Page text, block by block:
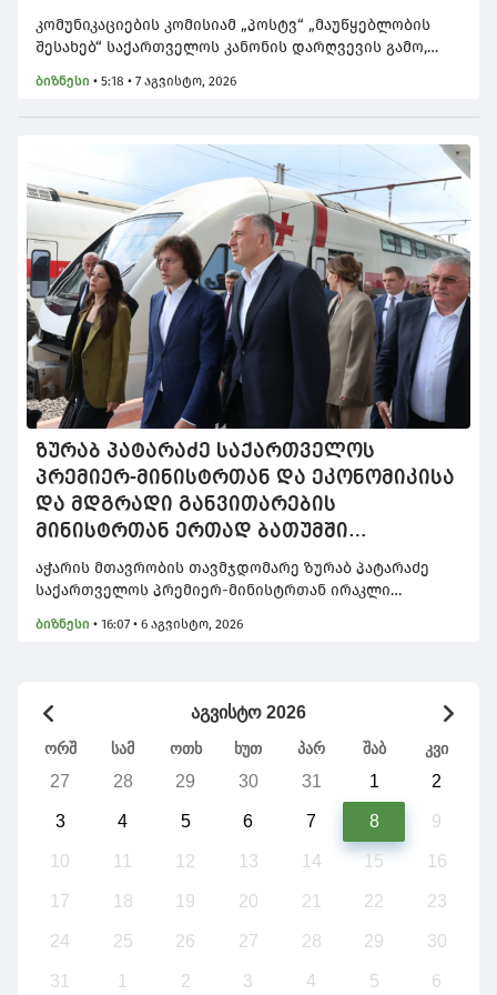
კომუნიკაციების კომისიამ „პოსტვ“ „მაუწყებლობის
შესახებ“ საქართველოს კანონის დარღვევის გამო,
კომისიის მონიტორინგის შედეგად, რომელიც
მიმდინარე წლის 22 ივნისიდან 23 ივნისის ჩათვლით
არხზე გასულ საინფორმაციო გამოშვებებში
იკვეთებოდა მაუწყებლის მხრიდან პირადი
მოსაზრებების გავრცელების და ფაქტების ჯეროვანი
სიზუსტით გადაცემის, კანონით დადგენილი
მოთხოვნების დარღვევის ფაქტები.
ბიზნესი • 5:18 • 7 აგვისტო, 2026
ზურაბ პატარაძე საქართველოს
პრემიერ-მინისტრთან და ეკონომიკისა
და მდგრადი განვითარების
მინისტრთან ერთად ბათუმში
მნიშვნელოვან ინფრასტრუქტურულ
პროექტებს გაეცნო
აჭარის მთავრობის თავმჯდომარე ზურაბ პატარაძე
საქართველოს პრემიერ-მინისტრთან ირაკლი
განვითარების მინისტრთან მარიამ ქვრივიშვილთან
ბიზნესი • 16:07 • 6 აგვისტო, 2026
აგვისტო 2026
ორშ სამ ოთხ ხუთ პარ შაბ კვი
27 28 29 30 31 1 2
3 4 5 6 7 8 9
10 11 12 13 14 15 16
17 18 19 20 21 22 23
24 25 26 27 28 29 30
31 1 2 3 4 5 6